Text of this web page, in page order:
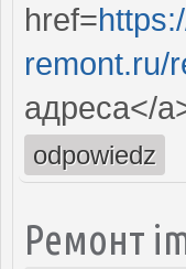
href=
remont.ru/
адреса</
odpowiedz
Ремонт